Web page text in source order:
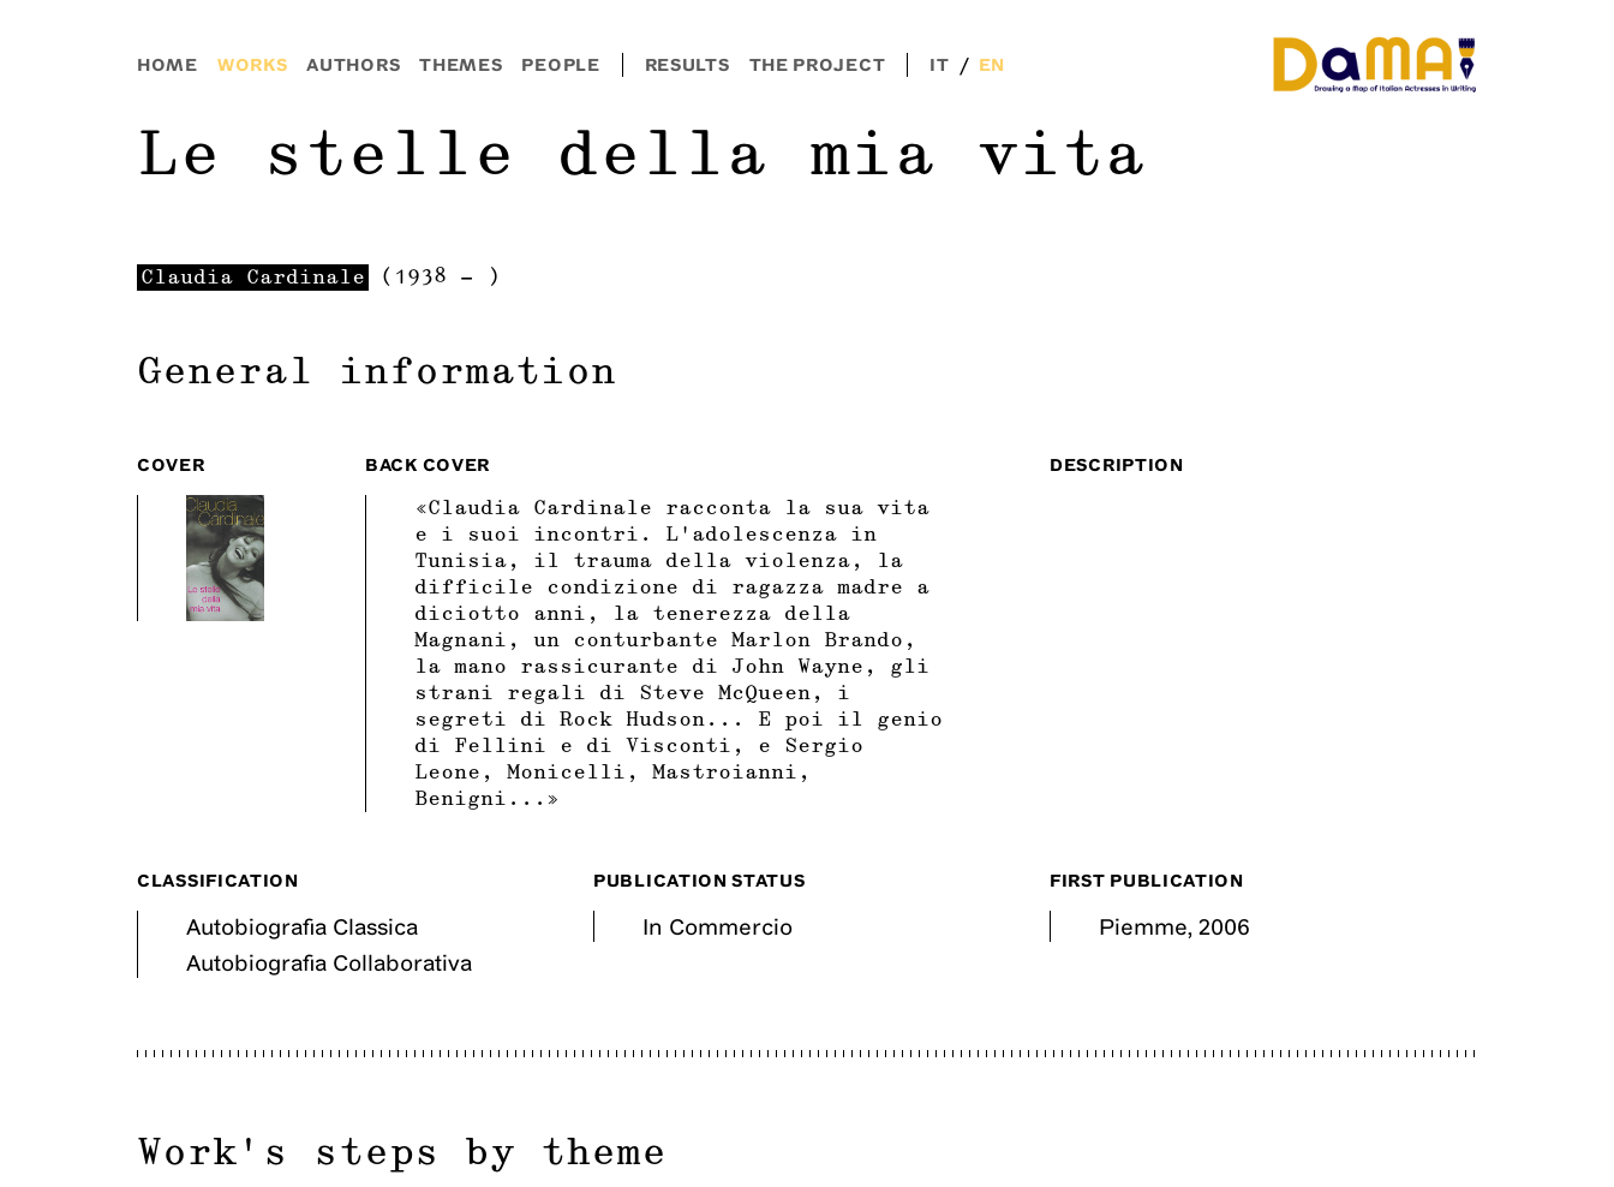
HOME WORKS AUTHORS THEMES PEOPLE RESULTS THE PROJECT IT / EN
Le stelle della mia vita
Claudia Cardinale ( 1938 - )
General information
COVER BACK COVER
«Claudia Cardinale racconta la sua vita
e i suoi incontri. L’adolescenza in
Tunisia, il trauma della violenza, la
difficile condizione di ragazza madre a
diciotto anni, la tenerezza della
Magnani, un conturbante Marlon Brando,
la mano rassicurante di John Wayne, gli
strani regali di Steve McQueen, i
segreti di Rock Hudson... E poi il genio
di Fellini e di Visconti, e Sergio
Leone, Monicelli, Mastroianni,
Benigni...»
DESCRIPTION
CLASSIFICATION
Autobiografia Classica
Autobiografia Collaborativa
PUBLICATION STATUS
In Commercio
FIRST PUBLICATION
Piemme, 2006
Work's steps by theme